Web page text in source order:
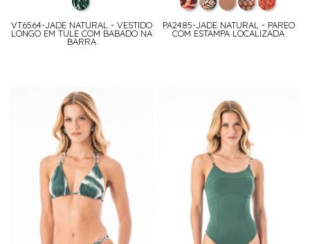
VT6564-JADE NATURAL - VESTIDO
LONGO EM TULE COM BABADO NA
BARRA
PA2485-JADE NATURAL - PAREO
COM ESTAMPA LOCALIZADA